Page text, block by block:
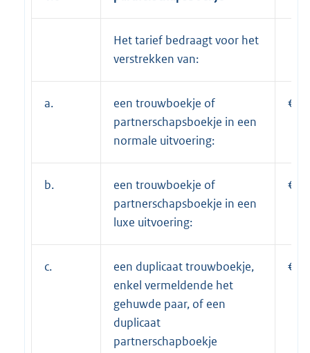
Het tarief bedraagt voor het
verstrekken van:
a.
een trouwboekje of
partnerschapsboekje in een
normale uitvoering:
€
b.
een trouwboekje of
partnerschapsboekje in een
luxe uitvoering:
€
c.
een duplicaat trouwboekje,
enkel vermeldende het
gehuwde paar, of een
duplicaat
partnerschapboekje
€